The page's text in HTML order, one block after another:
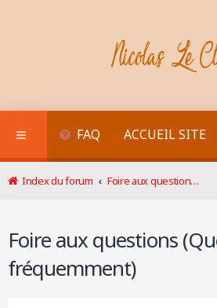
FAQ ACCUEIL SITE
Index du forum
Foire aux questions (Questions posées fréquemment)
Foire aux questions
fréquemment)